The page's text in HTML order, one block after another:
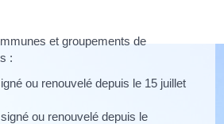
et groupements de
:
ou renouvelé depuis le 15 juillet
ou renouvelé depuis le